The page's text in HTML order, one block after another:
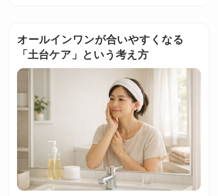
オールインワンが合いやすくなる
「土台ケア」という考え方